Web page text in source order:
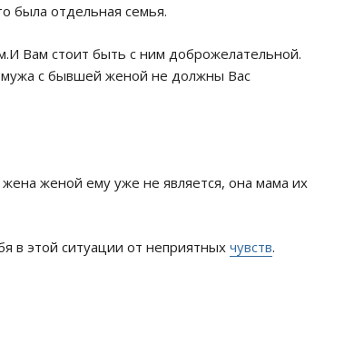
была отдельная семья.
Вам стоит быть с ним доброжелательной.
мужа с бывшей женой не должны Вас
женой ему уже не является, она мама их
в этой ситуации от неприятныхчувств.